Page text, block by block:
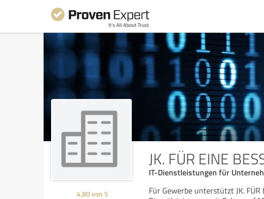
JK. FÜR EINE
IT-Dienstleistungen für
4,80von 5
Für Gewerbe unterstützt JK. FÜR